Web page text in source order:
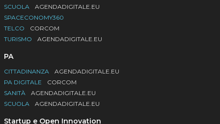
SCUOLA
AGENDADIGITALE.EU
SPACECONOMY360
TELCO
CORCOM
TURISMO
AGENDADIGITALE.EU
PA
CITTADINANZA
AGENDADIGITALE.EU
PA DIGITALE
CORCOM
SANITÀ
AGENDADIGITALE.EU
SCUOLA
AGENDADIGITALE.EU
Startup e Open Innovation